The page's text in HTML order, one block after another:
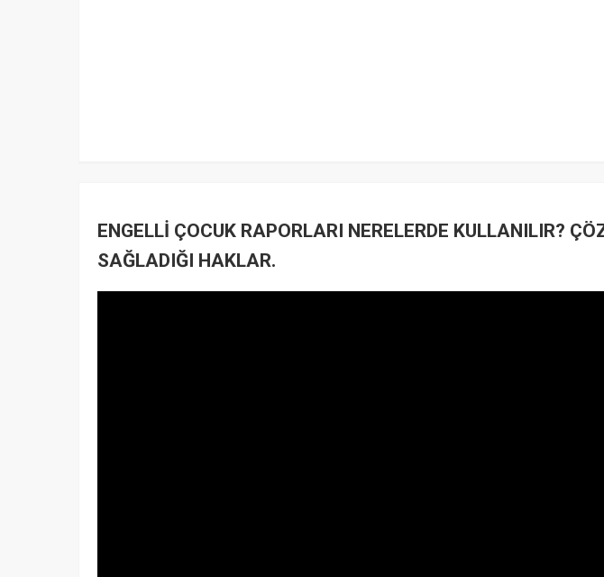
ENGELLİ ÇOCUK RAPORLARI NERELERDE KULLANILIR?
SAĞLADIĞI HAKLAR.